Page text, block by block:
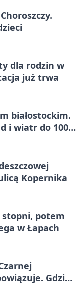
dla rodzin w
już trwa
białostockim.
i wiatr do 100
Kopernika
stopni, potem
w Łapach
Gdzie